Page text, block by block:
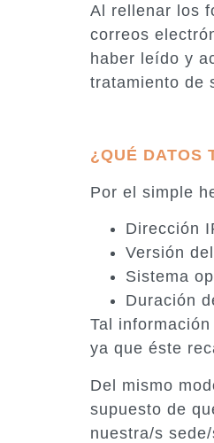
Al rellenar los
correos
haber leído y
tratamiento de
¿QUÉ DATOS
Por el simple
Dirección
Versión
Sistema
Duración
Tal
ya que éste
Del mismo
supuesto de
nuestra/s